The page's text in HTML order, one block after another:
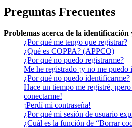
Preguntas Frecuentes
Problemas acerca de la identificación
¿Por qué me tengo que registrar?
¿Qué es COPPA? (APPCO)
¿Por qué no puedo registrarme?
Me he registrado ¡y no me puedo
¿Por qué no puedo identificarme?
Hace un tiempo me registré,
conectarme!
¡Perdí mi contraseña!
¿Por qué mi sesión de usuario
¿Cuál es la función de “Borrar